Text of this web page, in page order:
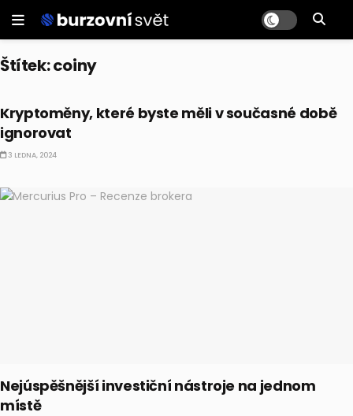
Štítek:coiny
Kryptoměny, které byste měli v současné době
ignorovat
3 LEDNA, 2024
Nejúspěšnější investiční nástroje na jednom
místě